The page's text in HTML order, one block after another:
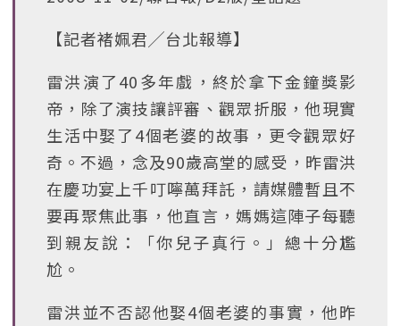
【記者褚姵君╱台北報導】
雷洪演了40多年戲，終於拿下金鐘獎影
帝，除了演技讓評審、觀眾折服，他現實
生活中娶了4個老婆的故事，更令觀眾好
奇。不過，念及90歲高堂的感受，昨雷洪
在慶功宴上千叮嚀萬拜託，請媒體暫且不
要再聚焦此事，他直言，媽媽這陣子每聽
到親友說：「你兒子真行。」總十分尷
尬。
雷洪並不否認他娶4個老婆的事實，他昨